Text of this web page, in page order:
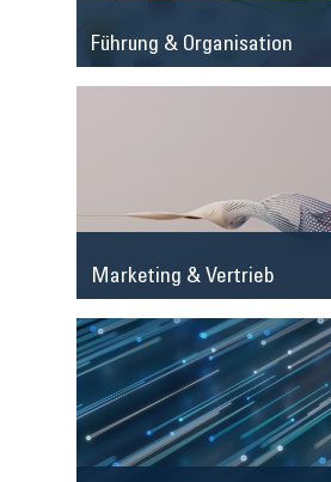
Führung & Organisation
Marketing & Vertrieb